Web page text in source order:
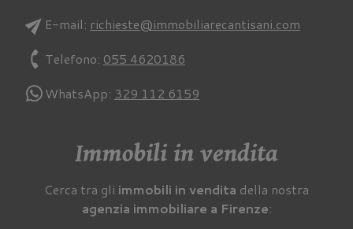
sendE-mail: richieste@immobiliarecantisani.com
phoneTelefono: 055 4620186
WhatsApp: 329 112 6159
Immobili in vendita
Cerca tra gli immobili in vendita della nostra
agenzia immobiliare a Firenze: